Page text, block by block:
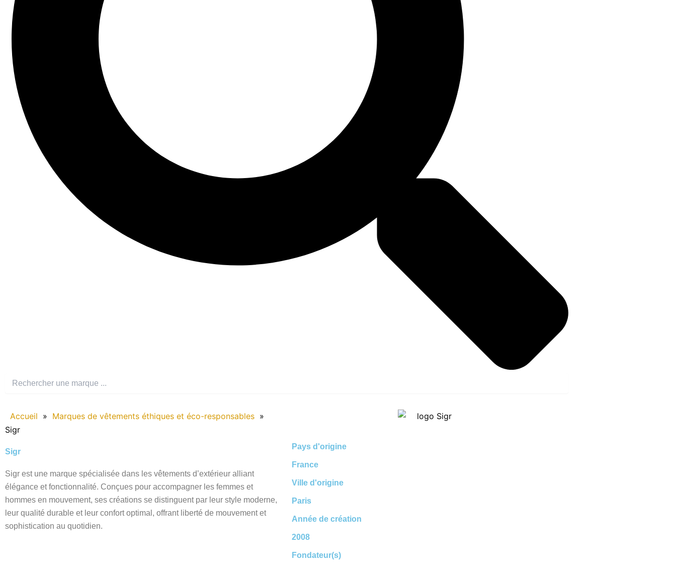
Accueil » Marques de vêtements éthiques et éco-responsables »
Sigr
Sigr
Sigr est une marque spécialisée dans les vêtements d’extérieur alliant
élégance et fonctionnalité. Conçues pour accompagner les femmes et
hommes en mouvement, ses créations se distinguent par leur style moderne,
leur qualité durable et leur confort optimal, offrant liberté de mouvement et
sophistication au quotidien.
Pays d'origine
France
Ville d'origine
Paris
Année de création
2008
Fondateur(s)